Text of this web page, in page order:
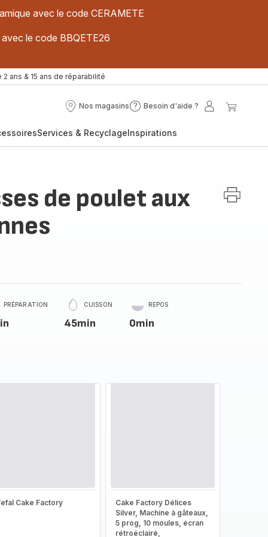
avec le code CERAMETE
le code BBQETE26
2 ans & 15 ans de réparabilité
Nos magasins
Nos
Besoin d'aide ?
Besoin
?
Mon
Services & RecyclageInspirations
de poulet aux
PRÉPARATION CUISSON
45min
REPOS
0min
Cake Factory
Cake Factory Délices
Silver, Machine à gâteaux,
5 prog, 10 moules, écran
rétroéclairé,